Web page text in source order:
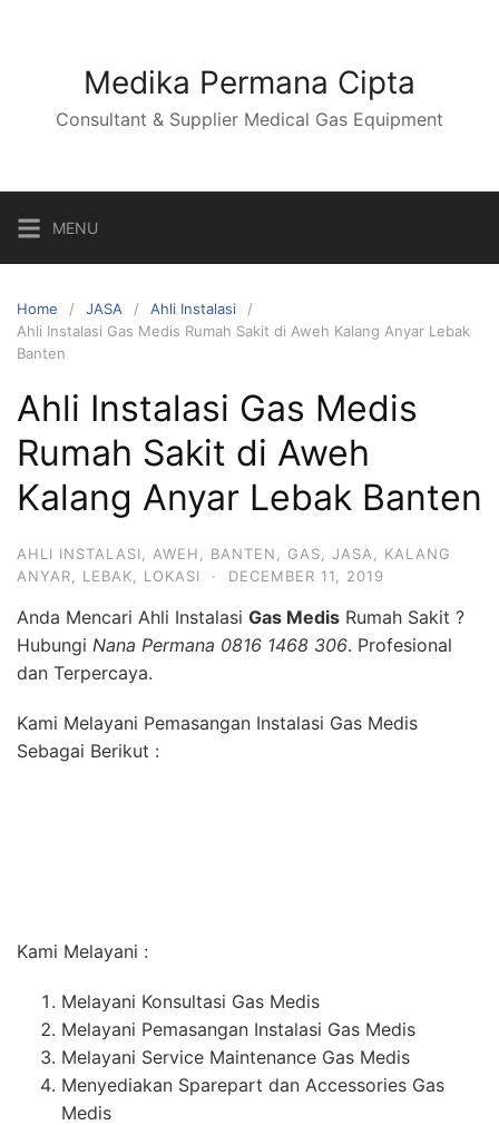
Medika Permana Cipta
Consultant & Supplier Medical Gas Equipment
MENU
Home JASA
Ahli Instalasi
Ahli Instalasi Gas Medis Rumah Sakit di Aweh Kalang Anyar Lebak
Banten
Ahli Instalasi Gas Medis
Rumah Sakit di Aweh
Kalang Anyar Lebak Banten
AHLI INSTALASI AWEH BANTEN GAS JASA
KALANG
ANYAR
LEBAK LOKASI · DECEMBER 11, 2019
Anda Mencari Ahli Instalasi Gas Medis Rumah Sakit ?
Hubungi Nana Permana 0816 1468 306. Profesional
dan Terpercaya.
Kami Melayani Pemasangan Instalasi Gas Medis
Sebagai Berikut :
Kami Melayani :
Melayani Konsultasi Gas Medis
Melayani Pemasangan Instalasi Gas Medis
Melayani Service Maintenance Gas Medis
Menyediakan Sparepart dan Accessories Gas
Medis